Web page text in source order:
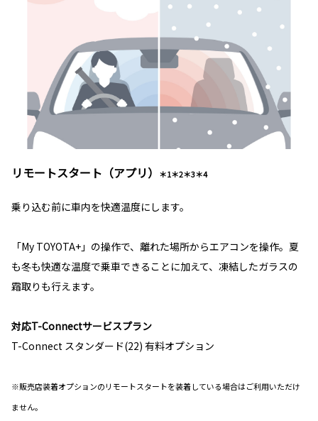
リモートスタート（アプリ） ＊1＊2＊3＊4
乗り込む前に車内を快適温度にします。
「My TOYOTA+」の操作で、離れた場所からエアコンを操作。夏
も冬も快適な温度で乗車できることに加えて、凍結したガラスの
霜取りも行えます。
対応T-Connectサービスプラン
T-Connect スタンダード(22) 有料オプション
※販売店装着オプションのリモートスタートを装着している場合はご利用いただけ
ません。